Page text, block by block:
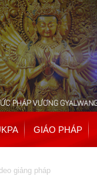
GIÁO PHÁP
giảng pháp